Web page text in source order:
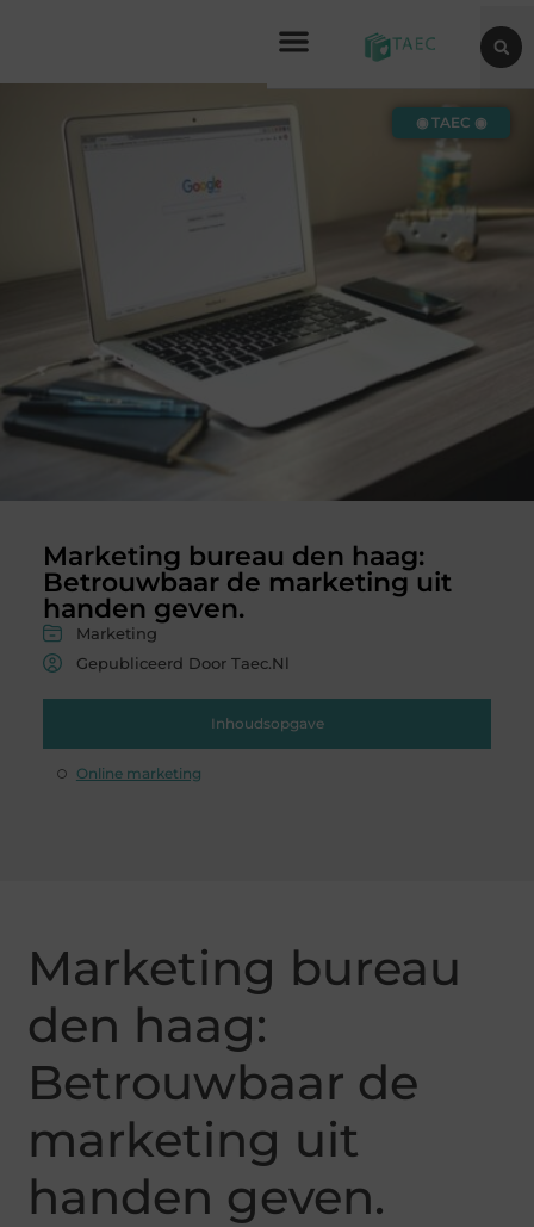
Marketing bureau den haag:
Betrouwbaar de marketing uit
handen geven.
Marketing
Gepubliceerd Door Taec.nl
Inhoudsopgave
Online marketing
◉ TAEC ◉
Marketing bureau
den haag:
Betrouwbaar de
marketing uit
handen geven.